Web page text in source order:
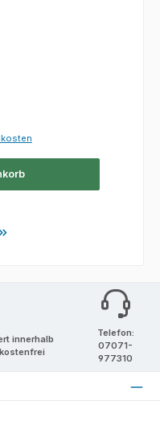
innerhalb
Telefon:
07071-
977310